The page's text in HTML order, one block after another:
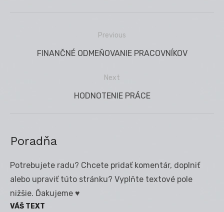
Navigácia
Previous
Previous
FINANČNÉ ODMEŇOVANIE PRACOVNÍKOV
Next
Next
HODNOTENIE PRÁCE
Poradňa
Potrebujete radu? Chcete pridať komentár, doplniť
alebo upraviť túto stránku? Vyplňte textové pole
nižšie. Ďakujeme ♥
VÁŠ TEXT